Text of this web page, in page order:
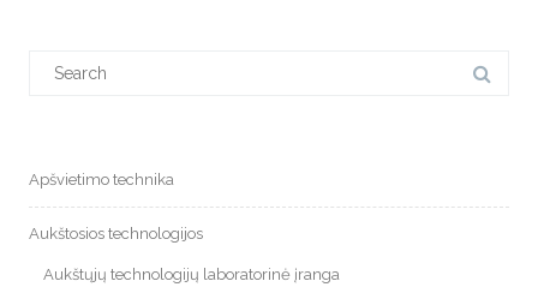
Apšvietimo technika
Aukštosios technologijos
Aukštųjų technologijų laboratorinė įranga